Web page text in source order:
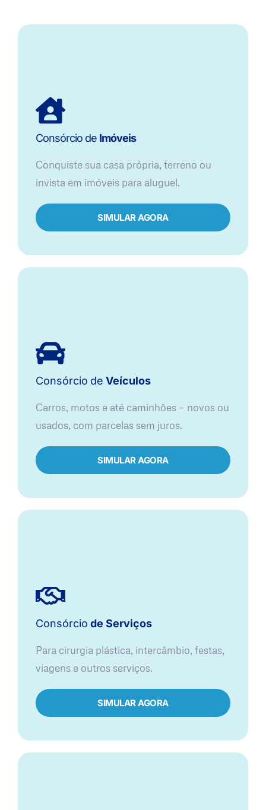
Consórcio de Imóveis
Conquiste sua casa própria, terreno ou
invista em imóveis para aluguel.
SIMULAR AGORA​
Consórcio de Veículos
Carros, motos e até caminhões — novos ou
usados, com parcelas sem juros.
SIMULAR AGORA
Consórcio de Serviços
Para cirurgia plástica, intercâmbio, festas,
viagens e outros serviços.
SIMULAR AGORA